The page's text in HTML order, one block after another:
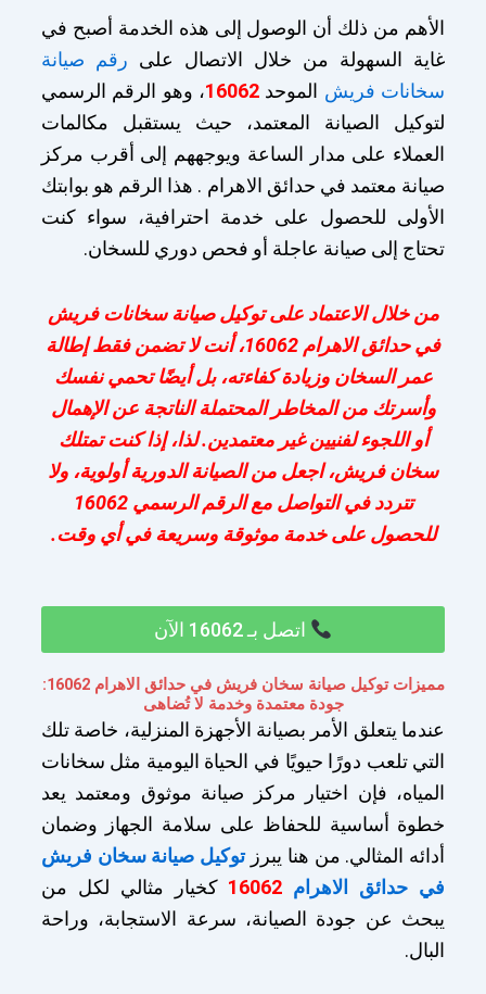
الأهم من ذلك أن الوصول إلى هذه الخدمة أصبح في
غاية السهولة من خلال الاتصال على رقم صيانة
سخانات فريش الموحد 16062، وهو الرقم الرسمي
لتوكيل الصيانة المعتمد، حيث يستقبل مكالمات
العملاء على مدار الساعة ويوجههم إلى أقرب مركز
صيانة معتمد في حدائق الاهرام . هذا الرقم هو بوابتك
الأولى للحصول على خدمة احترافية، سواء كنت
تحتاج إلى صيانة عاجلة أو فحص دوري للسخان.
من خلال الاعتماد على توكيل صيانة سخانات فريش
في حدائق الاهرام 16062، أنت لا تضمن فقط إطالة
عمر السخان وزيادة كفاءته، بل أيضًا تحمي نفسك
وأسرتك من المخاطر المحتملة الناتجة عن الإهمال
أو اللجوء لفنيين غير معتمدين. لذا، إذا كنت تمتلك
سخان فريش، اجعل من الصيانة الدورية أولوية، ولا
تتردد في التواصل مع الرقم الرسمي 16062
للحصول على خدمة موثوقة وسريعة في أي وقت.
اتصل بـ 16062 الآن
مميزات توكيل صيانة سخان فريش في حدائق الاهرام 16062:
جودة معتمدة وخدمة لا تُضاهى
عندما يتعلق الأمر بصيانة الأجهزة المنزلية، خاصة تلك
التي تلعب دورًا حيويًا في الحياة اليومية مثل سخانات
المياه، فإن اختيار مركز صيانة موثوق ومعتمد يعد
خطوة أساسية للحفاظ على سلامة الجهاز وضمان
أدائه المثالي. من هنا يبرزتوكيل صيانة سخان فريش
في حدائق الاهرام 16062 كخيار مثالي لكل من
يبحث عن جودة الصيانة، سرعة الاستجابة، وراحة
البال.